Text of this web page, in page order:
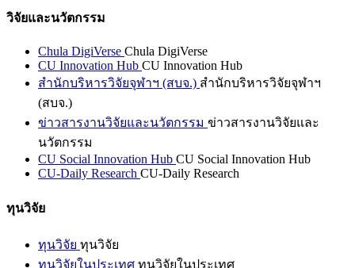
วิจัยและนวัตกรรม
Chula DigiVerse Chula DigiVerse
CU Innovation Hub CU Innovation Hub
สำนักบริหารวิจัยจุฬาฯ (สบจ.) สำนักบริหารวิจัยจุฬาฯ
(สบจ.)
ข่าวสารงานวิจัยและนวัตกรรม ข่าวสารงานวิจัยและ
นวัตกรรม
CU Social Innovation Hub CU Social Innovation Hub
CU-Daily Research CU-Daily Research
ทุนวิจัย
ทุนวิจัย ทุนวิจัย
ทุนวิจัยในประเทศ ทุนวิจัยในประเทศ